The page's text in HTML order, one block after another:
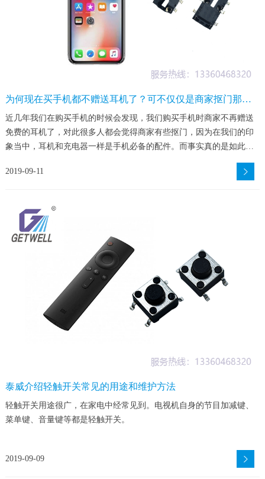
为何现在买手机都不赠送耳机了？可不仅仅是商家抠门那么
简单
近几年我们在购买手机的时候会发现，我们购买手机时商家不再赠送
免费的耳机了，对此很多人都会觉得商家有些抠门，因为在我们的印
象当中，耳机和充电器一样是手机必备的配件。而事实真的是如此
2019-09-11
泰威介绍轻触开关常见的用途和维护方法
轻触开关用途很广，在家电中经常见到。电视机自身的节目加减键、
菜单键、音量键等都是轻触开关。
2019-09-09